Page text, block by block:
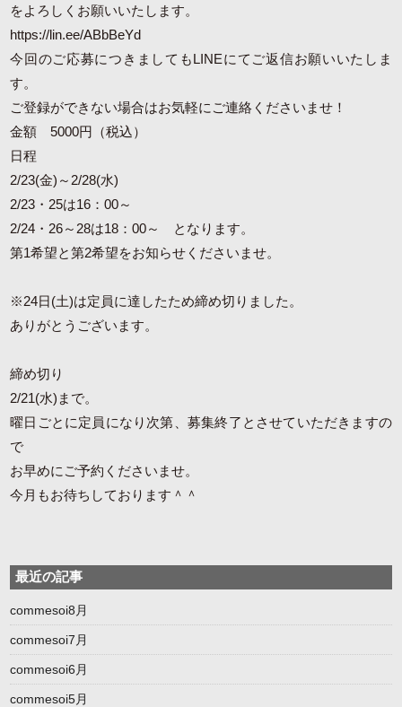
をよろしくお願いいたします。
https://lin.ee/ABbBeYd
今回のご応募につきましてもLINEにてご返信お願いいたしま
す。
ご登録ができない場合はお気軽にご連絡くださいませ！
金額 5000円（税込）
日程
2/23(金)～2/28(水)
2/23・25は16：00～
2/24・26～28は18：00～ となります。
第1希望と第2希望をお知らせくださいませ。
※24日(土)は定員に達したため締め切りました。
ありがとうございます。
締め切り
2/21(水)まで。
曜日ごとに定員になり次第、募集終了とさせていただきますの
で
お早めにご予約くださいませ。
今月もお待ちしております＾＾
最近の記事
commesoi8月
commesoi7月
commesoi6月
commesoi5月